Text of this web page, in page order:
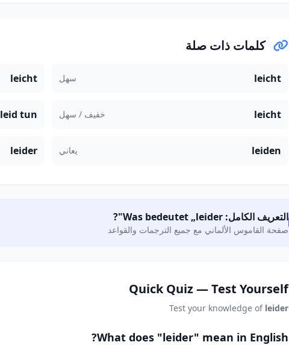
كلمات ذات صلة
leicht سهل leicht
leicht خفيف / سهل leid tun
leiden يعاني leider
التعريف الكامل: Was bedeutet „leider"?
صفحة القاموس الألماني مع جميع الترجمات والقواعد
Quick Quiz — Test Yourself
Test your knowledge of leider
What does "leider" mean in English?